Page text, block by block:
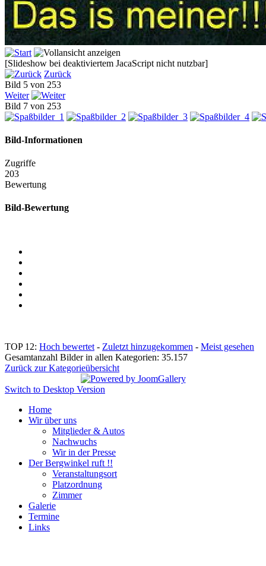
[Slideshow bei deaktiviertem JacaScript nicht nutzbar]
Zurück
Bild 5 von 253
Weiter
Bild 7 von 253
Bild-Informationen
Zugriffe
203
Bewertung
Bild-Bewertung
TOP 12: Hoch bewertet - Zuletzt hinzugekommen - Meist gesehen
Gesamtanzahl Bilder in allen Kategorien: 35.157
Zurück zur Kategorieübersicht
Switch to Desktop Version
Home
Wir über uns
Mitglieder & Autos
Nachwuchs
Wir in der Presse
Der Bergwinkel ruft !!
Veranstaltungsort
Platzordnung
Zimmer
Galerie
Termine
Links